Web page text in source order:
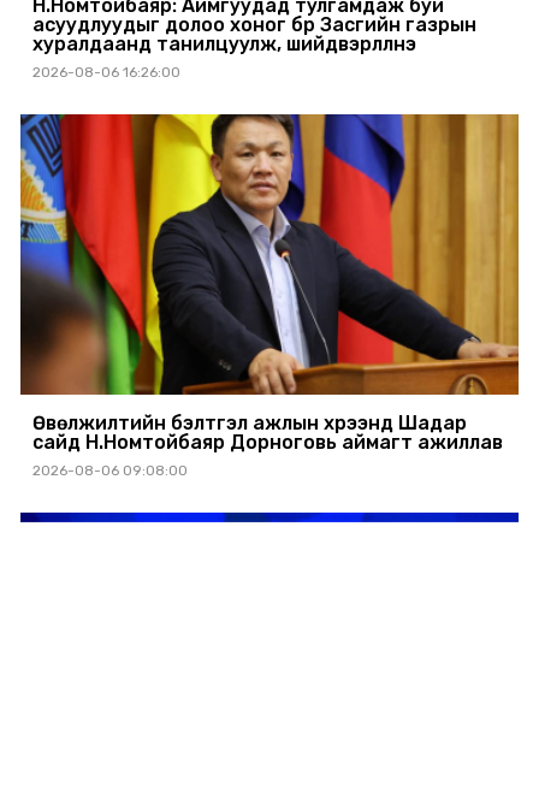
Н.Номтойбаяр: Аймгуудад тулгамдаж буй
асуудлуудыг долоо хоног бүр Засгийн газрын
хуралдаанд танилцуулж, шийдвэрлүүлнэ
2026-08-06 16:26:00
Өвөлжилтийн бэлтгэл ажлын хүрээнд Шадар
сайд Н.Номтойбаяр Дорноговь аймагт ажиллав
2026-08-06 09:08:00